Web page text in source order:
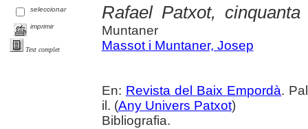
seleccionar
imprimir
Text complet
Rafael Patxot,
Muntaner
Massot i Muntaner, Josep
En: Revista del Baix Empordà.
il. (Any Univers Patxot)
Bibliografia.